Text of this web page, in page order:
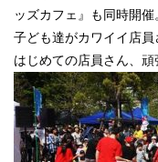
ッズカフェ』も同時開
子ども達がカワイイ店